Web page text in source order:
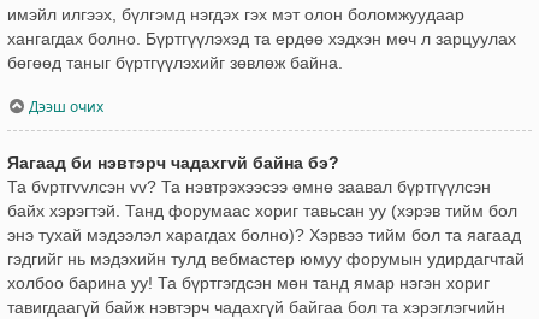
имэйл илгээх, бүлгэмд нэгдэх гэх мэт олон боломжуудаар
хангагдах болно. Бүртгүүлэхэд та ердөө хэдхэн мөч л зарцуулах
бөгөөд таныг бүртгүүлэхийг зөвлөж байна.
Дээш очих
Яагаад би нэвтэрч чадахгvй байна бэ?
Та бvртгvvлсэн vv? Та нэвтрэхээсээ өмнө заавал бүртгүүлсэн
байх хэрэгтэй. Танд форумаас хориг тавьсан уу (хэрэв тийм бол
энэ тухай мэдээлэл харагдах болно)? Хэрвээ тийм бол та яагаад
гэдгийг нь мэдэхийн тулд вебмастер юмуу форумын удирдагчтай
холбоо барина уу! Та бүртгэгдсэн мөн танд ямар нэгэн хориг
тавигдаагүй байж нэвтэрч чадахгүй байгаа бол та хэрэглэгчийн